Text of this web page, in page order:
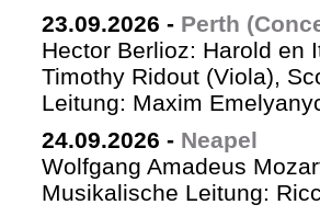
23.09.2026 - Perth
Hector Berlioz: Harold en
Timothy Ridout (Viola),
Leitung: Maxim
24.09.2026 - Neapel
Wolfgang Amadeus
Musikalische Leitung: